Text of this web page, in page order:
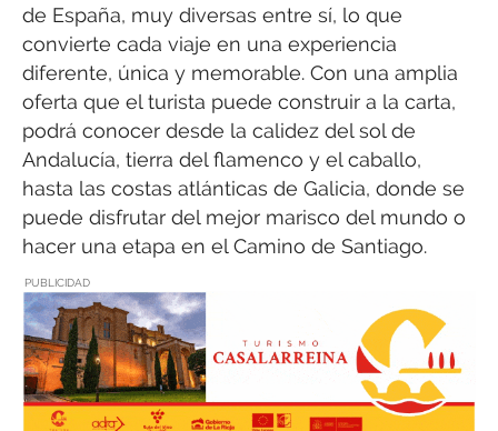
de España, muy diversas entre sí, lo que
convierte cada viaje en una experiencia
diferente, única y memorable. Con una amplia
oferta que el turista puede construir a la carta,
podrá conocer desde la calidez del sol de
Andalucía, tierra del flamenco y el caballo,
hasta las costas atlánticas de Galicia, donde se
puede disfrutar del mejor marisco del mundo o
hacer una etapa en el Camino de Santiago.
PUBLICIDAD